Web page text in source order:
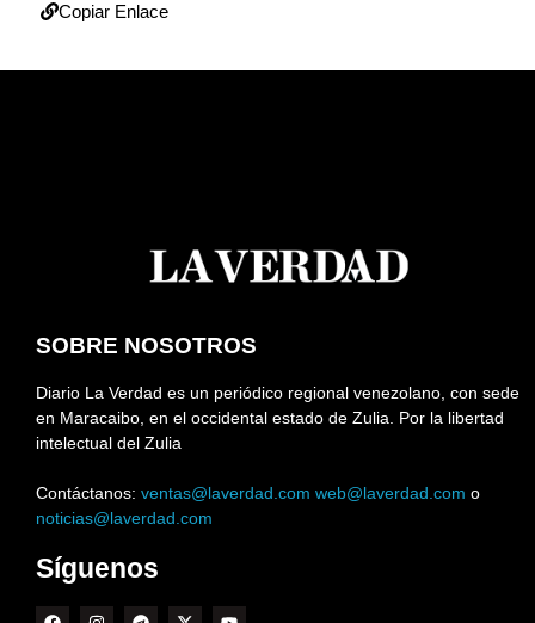
Copiar Enlace
SOBRE NOSOTROS
Diario La Verdad es un periódico regional venezolano, con sede
en Maracaibo, en el occidental estado de Zulia. Por la libertad
intelectual del Zulia
Contáctanos: ventas@laverdad.com web@laverdad.com o
noticias@laverdad.com
Síguenos